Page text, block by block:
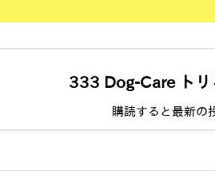
333 Dog-Care トリ
購読すると最新の